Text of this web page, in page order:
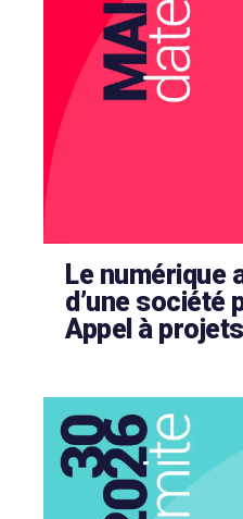
Le numérique
d’une société
Appel à projets